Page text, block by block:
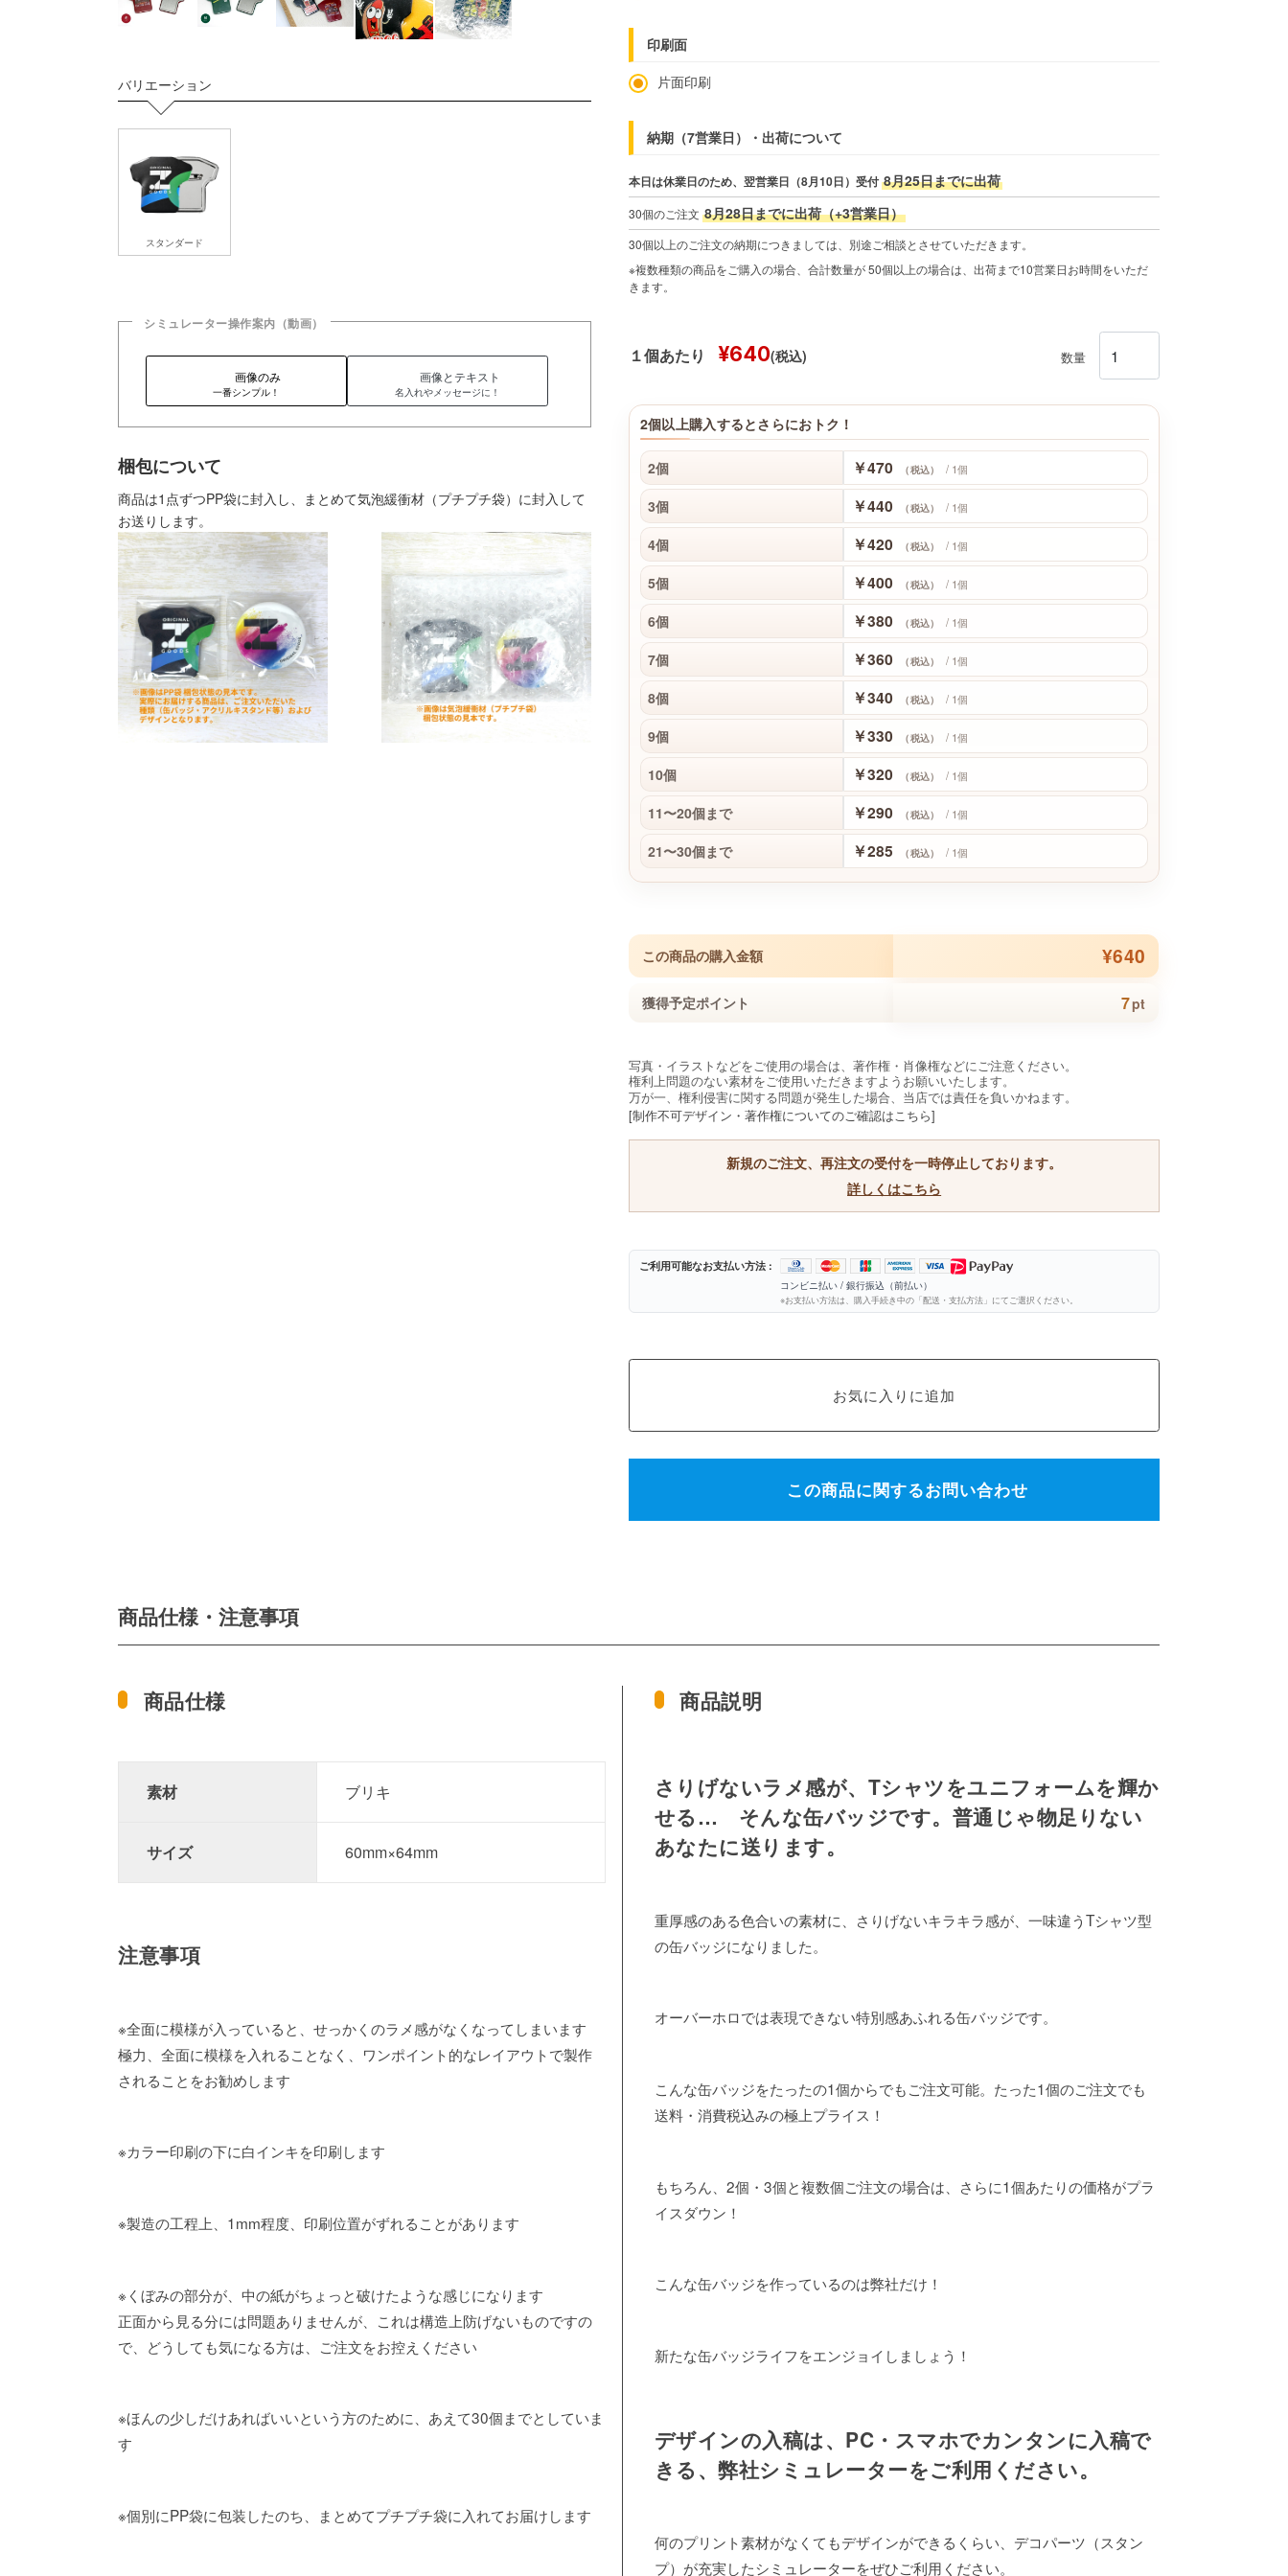
バリエーション
スタンダード
シミュレーター操作案内（動画）
画像のみ
一番シンプル！
画像とテキスト
名入れやメッセージに！
梱包について
商品は1点ずつPP袋に封入し、まとめて気泡緩衝材（プチプチ袋）に封入して
お送りします。
印刷面
片面印刷
納期（7営業日）・出荷について
本日は休業日のため、翌営業日（8月10日）受付 8月25日までに出荷
30個のご注文 8月28日までに出荷（+3営業日）
30個以上のご注文の納期につきましては、別途ご相談とさせていただきます。
※複数種類の商品をご購入の場合、合計数量が 50個以上の場合は、出荷まで10営業日お時間をいただ
きます。
１個あたり ¥640(税込) 数量
2個以上購入するとさらにおトク！
2個 ￥470 （税込） / 1個
3個 ￥440 （税込） / 1個
4個 ￥420 （税込） / 1個
5個 ￥400 （税込） / 1個
6個 ￥380 （税込） / 1個
7個 ￥360 （税込） / 1個
8個 ￥340 （税込） / 1個
9個 ￥330 （税込） / 1個
10個 ￥320 （税込） / 1個
11〜20個まで ￥290 （税込） / 1個
21〜30個まで ￥285 （税込） / 1個
この商品の購入金額 ¥640
獲得予定ポイント 7pt
写真・イラストなどをご使用の場合は、著作権・肖像権などにご注意ください。
権利上問題のない素材をご使用いただきますようお願いいたします。
万が一、権利侵害に関する問題が発生した場合、当店では責任を負いかねます。
[制作不可デザイン・著作権についてのご確認はこちら]
新規のご注文、再注文の受付を一時停止しております。
詳しくはこちら
ご利用可能なお支払い方法 :
コンビニ払い / 銀行振込（前払い）
※お支払い方法は、購入手続き中の「配送・支払方法」にてご選択ください。
この商品に関するお問い合わせ
商品仕様・注意事項
商品仕様
素材 ブリキ
サイズ 60mm×64mm
注意事項
※全面に模様が入っていると、せっかくのラメ感がなくなってしまいます
極力、全面に模様を入れることなく、ワンポイント的なレイアウトで製作
されることをお勧めします
※カラー印刷の下に白インキを印刷します
※製造の工程上、1mm程度、印刷位置がずれることがあります
※くぼみの部分が、中の紙がちょっと破けたような感じになります
正面から見る分には問題ありませんが、これは構造上防げないものですの
で、どうしても気になる方は、ご注文をお控えください
※ほんの少しだけあればいいという方のために、あえて30個までとしていま
す
※個別にPP袋に包装したのち、まとめてプチプチ袋に入れてお届けします
商品説明
さりげないラメ感が、Tシャツをユニフォームを輝か
せる… そんな缶バッジです。普通じゃ物足りない
あなたに送ります。
重厚感のある色合いの素材に、さりげないキラキラ感が、一味違うTシャツ型
の缶バッジになりました。
オーバーホロでは表現できない特別感あふれる缶バッジです。
こんな缶バッジをたったの1個からでもご注文可能。たった1個のご注文でも
送料・消費税込みの極上プライス！
もちろん、2個・3個と複数個ご注文の場合は、さらに1個あたりの価格がプラ
イスダウン！
こんな缶バッジを作っているのは弊社だけ！
新たな缶バッジライフをエンジョイしましょう！
デザインの入稿は、PC・スマホでカンタンに入稿で
きる、弊社シミュレーターをご利用ください。
何のプリント素材がなくてもデザインができるくらい、デコパーツ（スタン
プ）が充実したシミュレーターをぜひご利用ください。